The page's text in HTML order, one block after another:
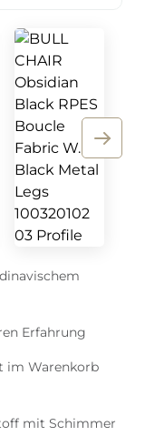
Erfahrung
im Warenkorb
mit Schimmer